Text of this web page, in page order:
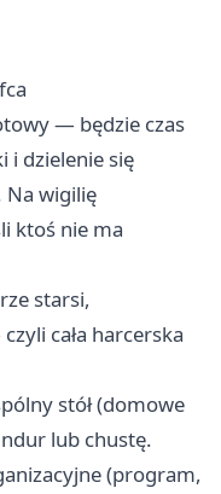
— będzie czas
i dzielenie się
wigilię
ktoś nie ma
starsi,
cała harcerska
stół (domowe
lub chustę.
(program,